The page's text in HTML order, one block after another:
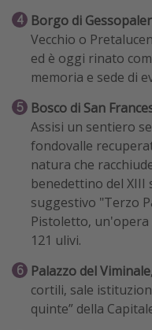
Borgo di
Vecchio o
ed è oggi rinato
memoria e sede di
Bosco di San
Assisi un sentiero
fondovalle
natura che
benedettino del XIII
suggestivo "Terzo
Pistoletto,
121 ulivi.
Palazzo del Viminale
cortili, sale
quinte” della